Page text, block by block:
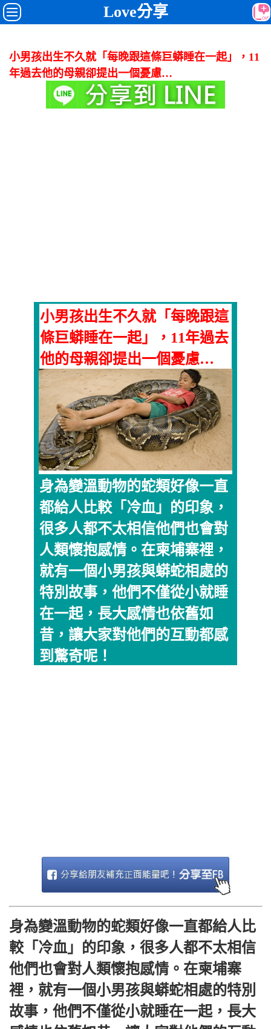
Love分享
小男孩出生不久就「每晚跟這條巨蟒睡在一起」，11
年過去他的母親卻提出一個憂慮…
小男孩出生不久就「每晚跟這
條巨蟒睡在一起」，11年過去
他的母親卻提出一個憂慮…
身為變溫動物的蛇類好像一直
都給人比較「冷血」的印象，
很多人都不太相信他們也會對
人類懷抱感情。在柬埔寨裡，
就有一個小男孩與蟒蛇相處的
特別故事，他們不僅從小就睡
在一起，長大感情也依舊如
昔，讓大家對他們的互動都感
到驚奇呢！
身為變溫動物的蛇類好像一直都給人比
較「冷血」的印象，很多人都不太相信
他們也會對人類懷抱感情。在柬埔寨
裡，就有一個小男孩與蟒蛇相處的特別
故事，他們不僅從小就睡在一起，長大